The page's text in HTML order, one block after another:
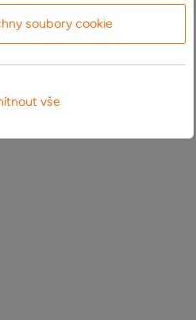
soubory cookie
vše